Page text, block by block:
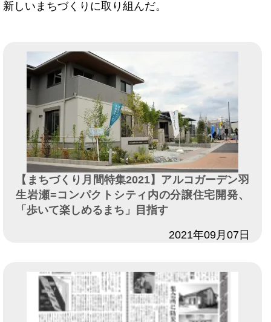
新しいまちづくりに取り組んだ。
【まちづくり月間特集2021】アルコガーデン羽
生岩瀬=コンパクトシティ内の分譲住宅開発、
「歩いて楽しめるまち」目指す
2021年09月07日